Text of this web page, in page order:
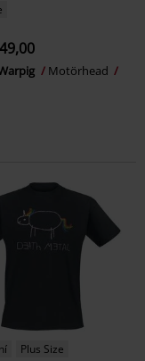
Motörhead
Plus Size